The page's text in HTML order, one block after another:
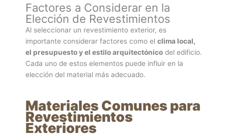
Factores a Considerar en la
Elección de Revestimientos
Al seleccionar un revestimiento exterior, es
importante considerar factores como el clima local,
el presupuesto y el estilo arquitectónico del edificio.
Cada uno de estos elementos puede influir en la
elección del material más adecuado.
Materiales Comunes para
Revestimientos
Exteriores